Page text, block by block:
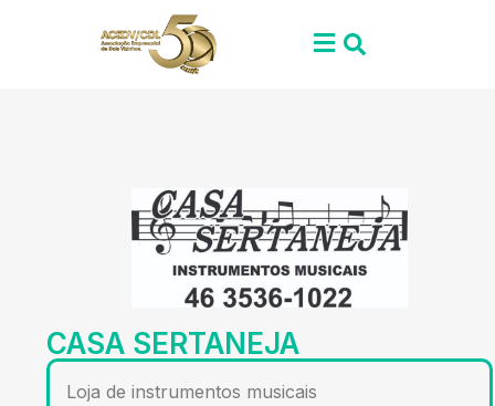
CASA SERTANEJA
Loja de instrumentos musicais